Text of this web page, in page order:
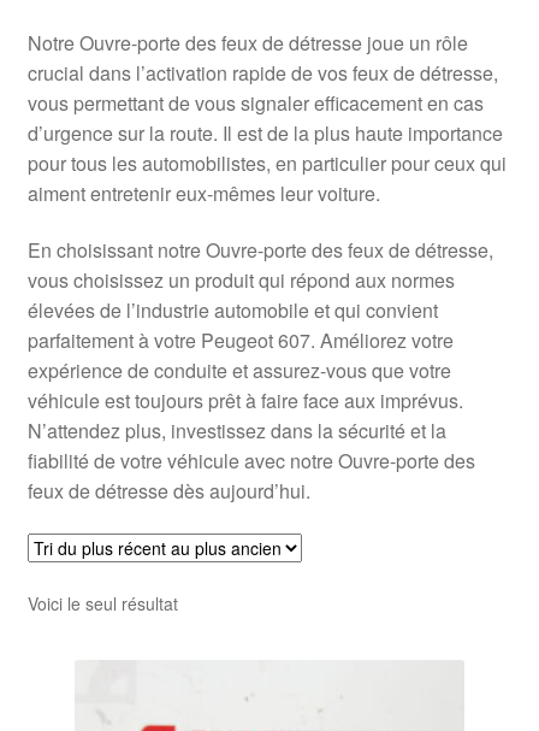
Politique de confidentialité
Procédure de Réclamation
Notre Ouvre-porte des feux de détresse joue un rôle
crucial dans l’activation rapide de vos feux de détresse,
vous permettant de vous signaler efficacement en cas
d’urgence sur la route. Il est de la plus haute importance
pour tous les automobilistes, en particulier pour ceux qui
aiment entretenir eux-mêmes leur voiture.
En choisissant notre Ouvre-porte des feux de détresse,
vous choisissez un produit qui répond aux normes
élevées de l’industrie automobile et qui convient
parfaitement à votre Peugeot 607. Améliorez votre
expérience de conduite et assurez-vous que votre
véhicule est toujours prêt à faire face aux imprévus.
N’attendez plus, investissez dans la sécurité et la
fiabilité de votre véhicule avec notre Ouvre-porte des
feux de détresse dès aujourd’hui.
Voici le seul résultat